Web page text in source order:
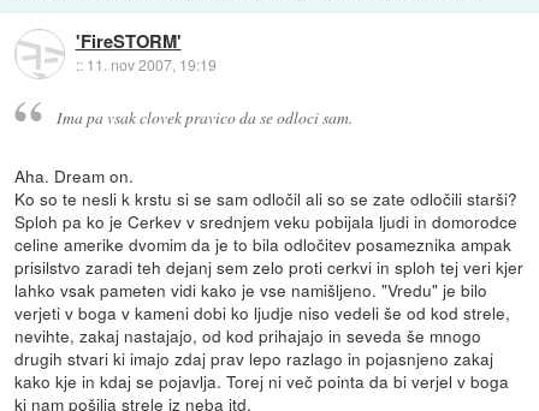
'FireSTORM'
:: 11. nov 2007, 19:19
Ima pa vsak clovek pravico da se odloci sam.
Aha. Dream on.
Ko so te nesli k krstu si se sam odločil ali so se zate odločili starši?
Sploh pa ko je Cerkev v srednjem veku pobijala ljudi in domorodce
celine amerike dvomim da je to bila odločitev posameznika ampak
prisilstvo zaradi teh dejanj sem zelo proti cerkvi in sploh tej veri kjer
lahko vsak pameten vidi kako je vse namišljeno. "Vredu" je bilo
verjeti v boga v kameni dobi ko ljudje niso vedeli še od kod strele,
nevihte, zakaj nastajajo, od kod prihajajo in seveda še mnogo
drugih stvari ki imajo zdaj prav lepo razlago in pojasnjeno zakaj
kako kje in kdaj se pojavlja. Torej ni več pointa da bi verjel v boga
ki nam pošilja strele iz neba itd.